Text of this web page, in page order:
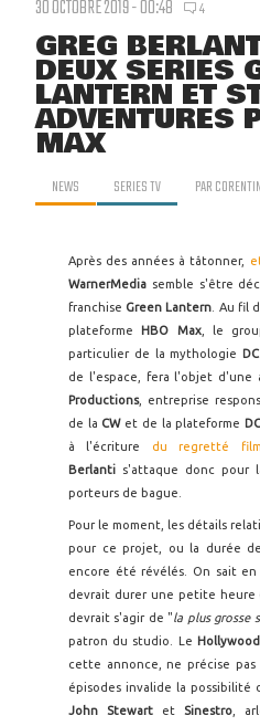
30 OCTOBRE 2019 - 00:48 4
GREG
DEUX SÉRIES
LANTERN ET
ADVENTURES
MAX
NEWS SERIES TV PARCORENTIN
Après des années à tâtonner,
WarnerMedia semble s'être
franchise Green Lantern . Au fil
plateforme HBO Max, le
particulier de la mythologie
de l'espace, fera l'objet d'une
Productions, entreprise
de la CWet de la plateforme
à l'écriture
du regretté
Berlanti s'attaque donc pour
porteurs de bague.
Pour le moment, les détails
pour ce projet, ou la durée
encore été révélés. On sait
devrait durer une petite
devrait s'agir de "la plus grosse
patron du studio. Le
cette annonce, ne précise
épisodes invalide la possibilité
John Stewart et Sinestro ,